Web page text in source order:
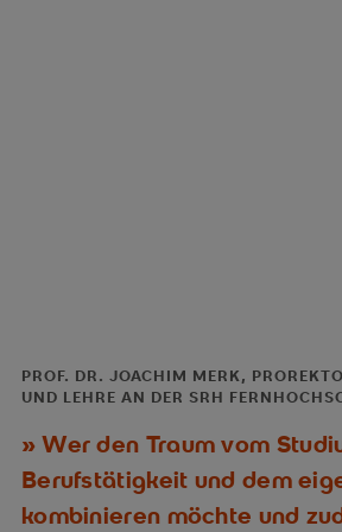
Wer den Traum vom
Berufstätigkeit und dem
kombinieren möchte und
PROF. DR. JOACHIM MERK,
UND LEHRE AN DER SRH